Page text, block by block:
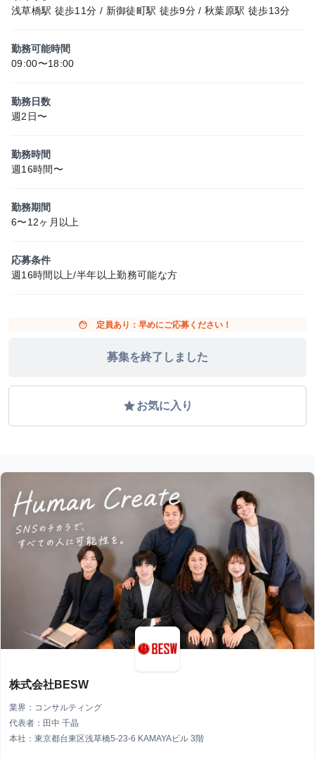
浅草橋駅 徒歩11分 / 新御徒町駅 徒歩9分 / 秋葉原駅 徒歩13分
勤務可能時間
09:00〜18:00
勤務日数
週2日〜
勤務時間
週16時間〜
勤務期間
6〜12ヶ月以上
応募条件
週16時間以上/半年以上勤務可能な方
face 定員あり：早めにご応募ください！
募集を終了しました
gradeお気に入り
株式会社BESW
業界：コンサルティング
代表者：田中 千晶
本社：東京都台東区浅草橋5-23-6 KAMAYAビル 3階